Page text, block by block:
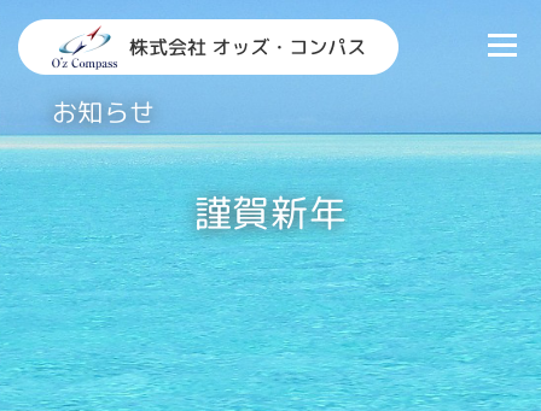
へ
ス
キ
ッ
プ
メニュ
TOP 情報システム部門支援
会社概要 お問い合わせ
お知らせ
謹賀新年